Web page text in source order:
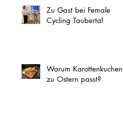
Zu Gast bei Female
Cycling Taubertal
Warum Karottenkuchen
zu Ostern passt?